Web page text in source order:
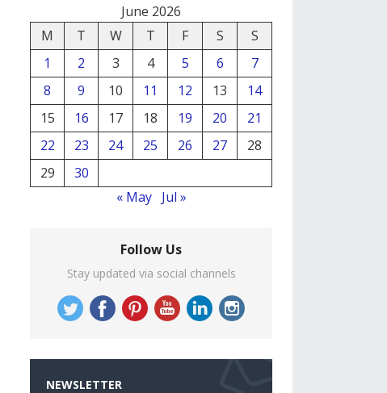
June 2026
M
T W T F S
S
1
2 3 4 5 6
7
8
9 10 11 12 13
14
15
16 17 18 19 20
21
22
23 24 25 26 27
28
29
30
« May
Jul »
Follow Us
Stay updated via social channels
NEWSLETTER